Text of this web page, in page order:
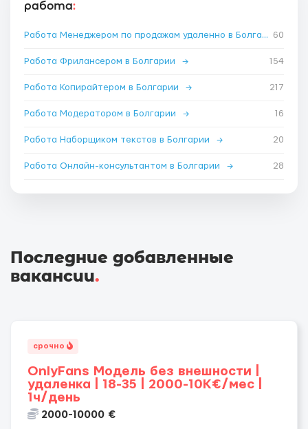
работа:
Работа Менеджером по продажам удаленно в Болгарии 60
Работа Фрилансером в Болгарии → 154
Работа Копирайтером в Болгарии → 217
Работа Модератором в Болгарии → 16
Работа Наборщиком текстов в Болгарии → 20
Работа Онлайн-консультантом в Болгарии → 28
Последние добавленные
вакансии.
срочно
OnlyFans Модель без внешности |
удаленка | 18-35 | 2000-10K€/мес |
1ч/день
2000-10000 €